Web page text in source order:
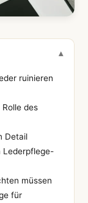
ruinieren
des
Detail
Lederpflege-
müssen
für